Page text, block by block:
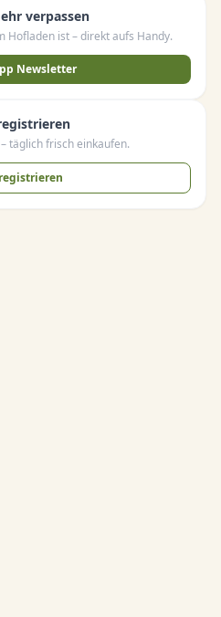
verpassen
Hofladen ist – direkt aufs Handy.
Newsletter
täglich frisch einkaufen.